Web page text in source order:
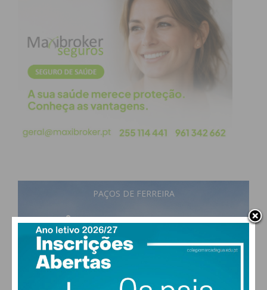
PAÇOS DE FERREIRA
17°
scattered clouds
vento: 1m/s E
MAX 17 • MIN 17